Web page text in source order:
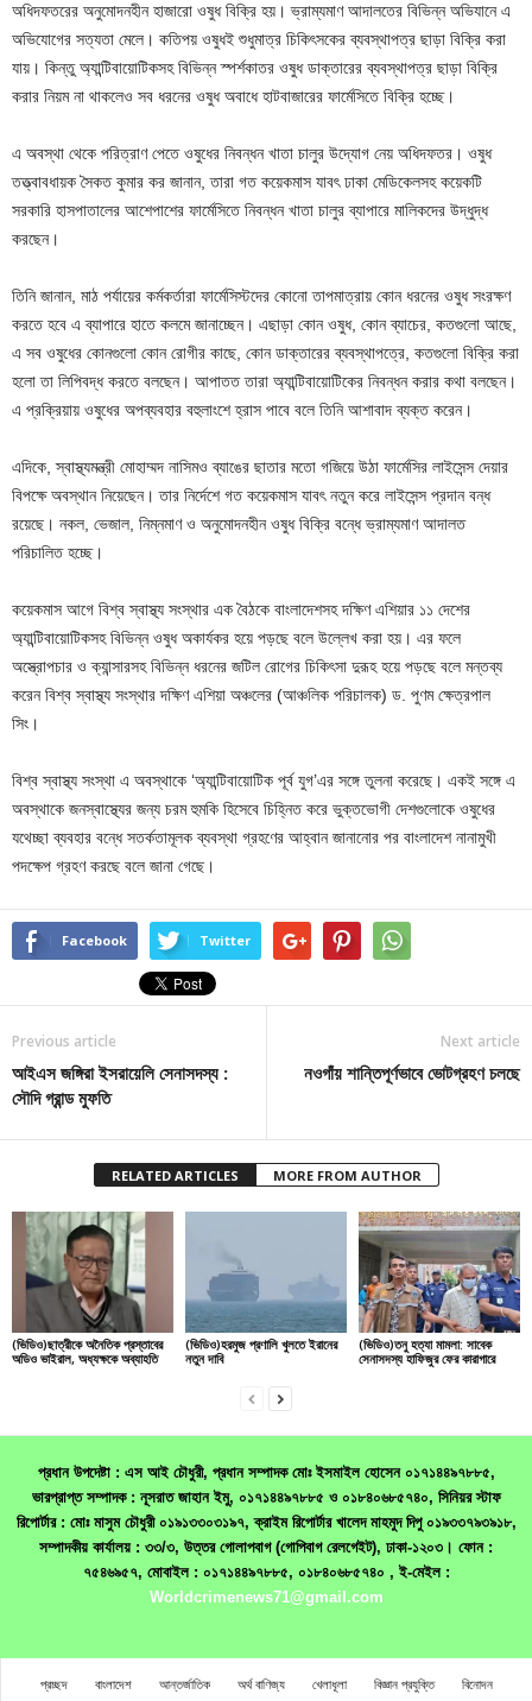
অধিদফতরের অনুমোদনহীন হাজারো ওষুধ বিক্রি হয়। ভ্রাম্যমাণ আদালতের বিভিন্ন অভিযানে এ
অভিযোগের সত্যতা মেলে। কতিপয় ওষুধই শুধুমাত্র চিকিৎসকের ব্যবস্থাপত্র ছাড়া বিক্রি করা
যায়। কিন্তু অ্যান্টিবায়োটিকসহ বিভিন্ন স্পর্শকাতর ওষুধ ডাক্তারের ব্যবস্থাপত্র ছাড়া বিক্রি
করার নিয়ম না থাকলেও সব ধরনের ওষুধ অবাধে হাটবাজারের ফার্মেসিতে বিক্রি হচ্ছে।
এ অবস্থা থেকে পরিত্রাণ পেতে ওষুধের নিবন্ধন খাতা চালুর উদ্যোগ নেয় অধিদফতর। ওষুধ
তত্ত্বাবধায়ক সৈকত কুমার কর জানান, তারা গত কয়েকমাস যাবৎ ঢাকা মেডিকেলসহ কয়েকটি
সরকারি হাসপাতালের আশেপাশের ফার্মেসিতে নিবন্ধন খাতা চালুর ব্যাপারে মালিকদের উদ্ধুদ্ধ
করছেন।
তিনি জানান, মাঠ পর্যায়ের কর্মকর্তারা ফার্মেসিস্টদের কোনো তাপমাত্রায় কোন ধরনের ওষুধ সংরক্ষণ
করতে হবে এ ব্যাপারে হাতে কলমে জানাচ্ছেন। এছাড়া কোন ওষুধ, কোন ব্যাচের, কতগুলো আছে,
এ সব ওষুধের কোনগুলো কোন রোগীর কাছে, কোন ডাক্তারের ব্যবস্থাপত্রে, কতগুলো বিক্রি করা
হলো তা লিপিবদ্ধ করতে বলছেন। আপাতত তারা অ্যান্টিবায়োটিকের নিবন্ধন করার কথা বলছেন।
এ প্রক্রিয়ায় ওষুধের অপব্যবহার বহুলাংশে হ্রাস পাবে বলে তিনি আশাবাদ ব্যক্ত করেন।
এদিকে, স্বাস্থ্যমন্ত্রী মোহাম্মদ নাসিমও ব্যাঙের ছাতার মতো গজিয়ে উঠা ফার্মেসির লাইসেন্স দেয়ার
বিপক্ষে অবস্থান নিয়েছেন। তার নির্দেশে গত কয়েকমাস যাবৎ নতুন করে লাইসেন্স প্রদান বন্ধ
রয়েছে। নকল, ভেজাল, নিম্নমাণ ও অনুমোদনহীন ওষুধ বিক্রি বন্ধে ভ্রাম্যমাণ আদালত
পরিচালিত হচ্ছে।
কয়েকমাস আগে বিশ্ব স্বাস্থ্য সংস্থার এক বৈঠকে বাংলাদেশসহ দক্ষিণ এশিয়ার ১১ দেশের
অ্যান্টিবায়োটিকসহ বিভিন্ন ওষুধ অকার্যকর হয়ে পড়ছে বলে উল্লেখ করা হয়। এর ফলে
অস্ত্রোপচার ও ক্যান্সারসহ বিভিন্ন ধরনের জটিল রোগের চিকিৎসা দুরূহ হয়ে পড়ছে বলে মন্তব্য
করেন বিশ্ব স্বাস্থ্য সংস্থার দক্ষিণ এশিয়া অঞ্চলের (আঞ্চলিক পরিচালক) ড. পুণম ক্ষেত্রপাল
সিং।
বিশ্ব স্বাস্থ্য সংস্থা এ অবস্থাকে ‘অ্যান্টিবায়োটিক পূর্ব যুগ’এর সঙ্গে তুলনা করেছে। একই সঙ্গে এ
অবস্থাকে জনস্বাস্থ্যের জন্য চরম হুমকি হিসেবে চিহ্নিত করে ভুক্তভোগী দেশগুলোকে ওষুধের
যথেচ্ছা ব্যবহার বন্ধে সতর্কতামূলক ব্যবস্থা গ্রহণের আহ্বান জানানোর পর বাংলাদেশ নানামুখী
পদক্ষেপ গ্রহণ করছে বলে জানা গেছে।
Facebook Twitter
Previous article
আইএস জঙ্গিরা ইসরায়েলি সেনাসদস্য :
সৌদি গ্রান্ড মুফতি
Next article
নওগাঁয় শান্তিপূর্ণভাবে ভোটগ্রহণ চলছে
RELATED ARTICLES MORE FROM AUTHOR
(ভিডিও)ছাত্রীকে অনৈতিক প্রস্তাবের
অডিও ভাইরাল, অধ্যক্ষকে অব্যাহতি
(ভিডিও)হরমুজ প্রণালি খুলতে ইরানের
নতুন দাবি
(ভিডিও)তনু হত্যা মামলা: সাবেক
সেনাসদস্য হাফিজুর ফের কারাগারে
প্রধান উপদেষ্টা : এস আই চৌধুরী, প্রধান সম্পাদক মোঃ ইসমাইল হোসেন ০১৭১৪৪৯৭৮৮৫,
ভারপ্রাপ্ত সম্পাদক : নূসরাত জাহান ইমু, ০১৭১৪৪৯৭৮৮৫ ও ০১৮৪০৬৮৫৭৪০, সিনিয়র স্টাফ
রিপোর্টার : মোঃ মাসুম চৌধুরী ০১৯১৩৩০৩১৯৭, ক্রাইম রিপোর্টার খালেদ মাহমুদ দিপু ০১৯৩৩৭৯৩৯১৮,
সম্পাদকীয় কার্যালয় : ৩৩/৩, উত্তর গোলাপবাগ (গোপিবাগ রেলগেইট), ঢাকা-১২০৩। ফোন :
৭৫৪৬৯৫৭, মোবাইল : ০১৭১৪৪৯৭৮৮৫, ০১৮৪০৬৮৫৭৪০ , ই-মেইল :
Worldcrimenews71@gmail.com
প্রচ্ছদ বাংলাদেশ আন্তর্জাতিক অর্থ বাণিজ্য খেলাধূলা বিজ্ঞান প্রযুক্তি বিনোদন